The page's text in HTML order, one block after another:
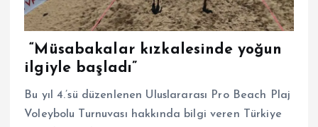
“Müsabakalar kızkalesinde yoğun
ilgiyle başladı”
Bu yıl 4.’sü düzenlenen Uluslararası Pro Beach Plaj
Voleybolu Turnuvası hakkında bilgi veren Türkiye